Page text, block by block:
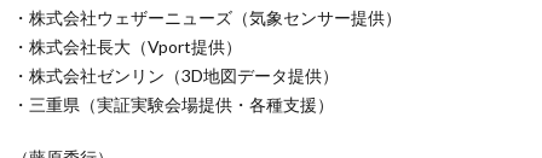
・株式会社ウェザーニューズ（気象センサー提供）
・株式会社⻑⼤（Vport提供）
・株式会社ゼンリン（3D地図データ提供）
・三重県（実証実験会場提供・各種支援）